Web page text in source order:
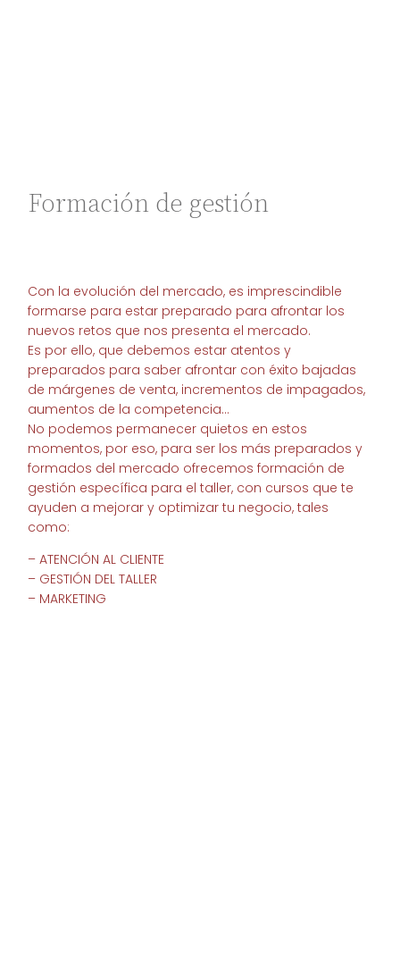
Formación de gestión
Con la evolución del mercado, es imprescindible
formarse para estar preparado para afrontar los
nuevos retos que nos presenta el mercado.
Es por ello, que debemos estar atentos y
preparados para saber afrontar con éxito bajadas
de márgenes de venta, incrementos de impagados,
aumentos de la competencia…
No podemos permanecer quietos en estos
momentos, por eso, para ser los más preparados y
formados del mercado ofrecemos formación de
gestión específica para el taller, con cursos que te
ayuden a mejorar y optimizar tu negocio, tales
como:
– ATENCIÓN AL CLIENTE
– GESTIÓN DEL TALLER
– MARKETING